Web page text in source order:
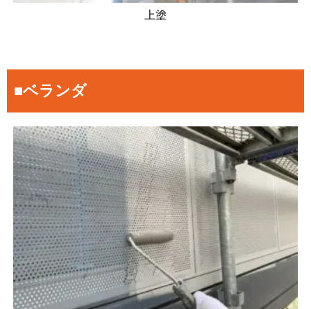
上塗
■ベランダ